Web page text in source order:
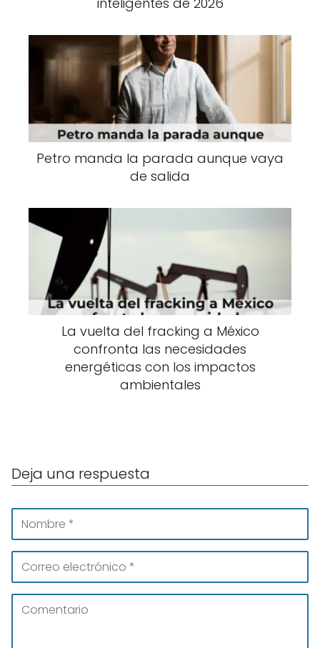
Petro manda la parada aunque vaya
de salida
La vuelta del fracking a México
confronta las necesidades
energéticas con los impactos
ambientales
Deja una respuesta